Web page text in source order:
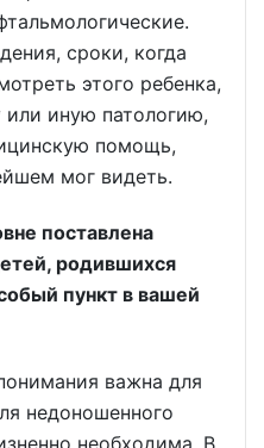
сроки, когда
этого ребенка,
или иную патологию,
помощь,
мог видеть.
поставлена
родившихся
пункт в вашей
важна для
недоношенного
необходима. В